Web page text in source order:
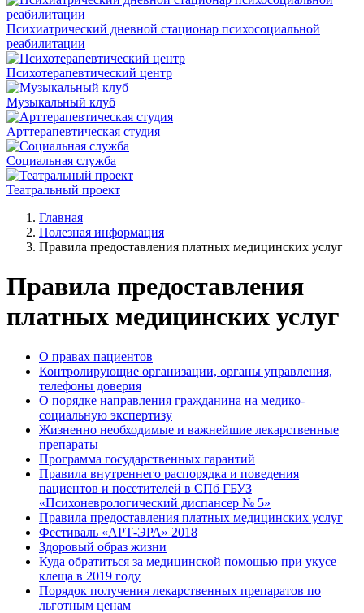
Психиатрический дневной стационар психосоциальной
реабилитации
Психотерапевтический центр
Музыкальный клуб
Арттерапевтическая студия
Социальная служба
Театральный проект
Главная
Полезная информация
Правила предоставления платных медицинских услуг
Правила предоставления
платных медицинских услуг
О правах пациентов
Контролирующие организации, органы управления,
телефоны доверия
О порядке направления гражданина на медико-
социальную экспертизу
Жизненно необходимые и важнейшие лекарственные
препараты
Программа государственных гарантий
Правила внутреннего распорядка и поведения
пациентов и посетителей в СПб ГБУЗ
«Психоневрологический диспансер № 5»
Правила предоставления платных медицинских услуг
Фестиваль «АРТ-ЭРА» 2018
Здоровый образ жизни
Куда обратиться за медицинской помощью при укусе
клеща в 2019 году
Порядок получения лекарственных препаратов по
льготным ценам